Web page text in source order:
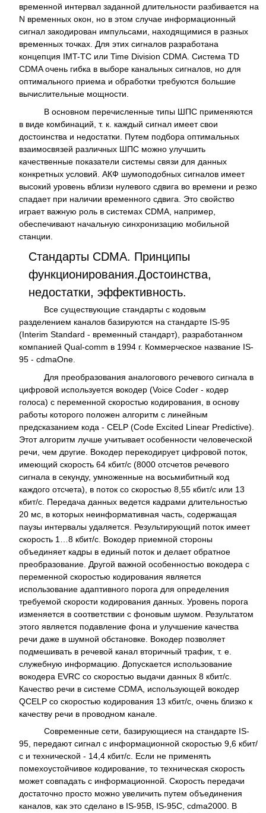
временной интервал заданной длительности разбивается на
N временных окон, но в этом случае информационный
сигнал закодирован импульсами, находящимися в разных
временных точках. Для этих сигналов разработана
концепция IMT-TC или Time Division CDMA. Система TD
CDMA очень гибка в выборе канальных сигналов, но для
оптимального приема и обработки требуются большие
вычислительные мощности.
В основном перечисленные типы ШПС применяются
в виде комбинаций, т. к. каждый сигнал имеет свои
достоинства и недостатки. Путем подбора оптимальных
взаимосвязей различных ШПС можно улучшить
качественные показатели системы связи для данных
конкретных условий. АКФ шумоподобных сигналов имеет
высокий уровень вблизи нулевого сдвига во времени и резко
спадает при наличии временного сдвига. Это свойство
играет важную роль в системах CDMA, например,
обеспечивают начальную синхронизацию мобильной
станции.
Стандарты CDMA. Принципы
функционирования.Достоинства,
недостатки, эффективность.
Все существующие стандарты с кодовым
разделением каналов базируются на стандарте IS-95
(Interim Standard - временный стандарт), разработанном
компанией Qual-comm в 1994 г. Коммерческое название IS-
95 - cdmaOne.
Для преобразования аналогового речевого сигнала в
цифровой используется вокодер (Voice Coder - кодер
голоса) с переменной скоростью кодирования, в основу
работы которого положен алгоритм с линейным
предсказанием кода - CELP (Code Excited Linear Predictive).
Этот алгоритм лучше учитывает особенности человеческой
речи, чем другие. Вокодер перекодирует цифровой поток,
имеющий скорость 64 кбит/с (8000 отсчетов речевого
сигнала в секунду, умноженные на восьмибитный код
каждого отсчета), в поток со скоростью 8,55 кбит/с или 13
кбит/с. Передача данных ведется кадрами длительностью
20 мс, в которых неинформативная часть, содержащая
паузы интервалы удаляется. Результирующий поток имеет
скорость 1…8 кбит/с. Вокодер приемной стороны
объединяет кадры в единый поток и делает обратное
преобразование. Другой важной особенностью вокодера с
переменной скоростью кодирования является
использование адаптивного порога для определения
требуемой скорости кодирования данных. Уровень порога
изменяется в соответствии с фоновым шумом. Результатом
этого является подавление фона и улучшение качества
речи даже в шумной обстановке. Вокодер позволяет
подмешивать в речевой канал вторичный трафик, т. е.
служебную информацию. Допускается использование
вокодера EVRC со скоростью выдачи данных 8 кбит/с.
Качество речи в системе CDMA, использующей вокодер
QCELP со скоростью кодирования 13 кбит/с, очень близко к
качеству речи в проводном канале.
Современные сети, базирующиеся на стандарте IS-
95, передают сигнал с информационной скоростью 9,6 кбит/
с и технической - 14,4 кбит/с. Если не применять
помехоустойчивое кодирование, то техническая скорость
может совпадать с информационной. Скорость передачи
достаточно просто можно увеличить путем объединения
каналов, как это сделано в IS-95B, IS-95С, cdma2000. В